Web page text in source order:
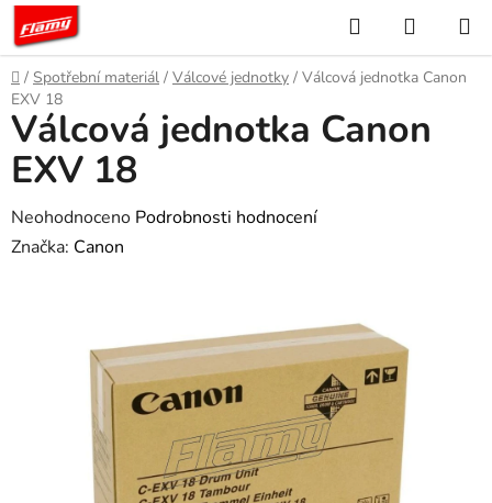
Přejít
obsah
Hledat
KOŠÍK
Domů
/ Spotřební materiál / Válcové jednotky / Válcová jednotka Canon
EXV 18
Válcová jednotka Canon
EXV 18
Průměrné
hodnocení
Neohodnoceno Podrobnosti hodnocení
Značka: Canon